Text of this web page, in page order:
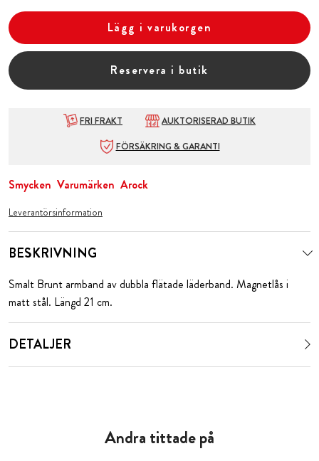
Lägg i varukorgen
Reservera i butik
FRI FRAKT
AUKTORISERAD BUTIK
FÖRSÄKRING & GARANTI
Smycken Varumärken Arock
Leverantörsinformation
BESKRIVNING
Smalt Brunt armband av dubbla flätade läderband. Magnetlås i
matt stål. Längd 21 cm.
DETALJER
Andra tittade på